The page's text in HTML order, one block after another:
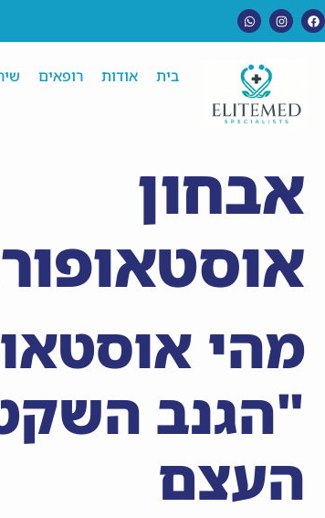
בית אודות רופאים
אבחון
מהי
"הגנב
העצם